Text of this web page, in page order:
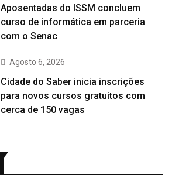
Aposentadas do ISSM concluem
curso de informática em parceria
com o Senac
Agosto 6, 2026
Cidade do Saber inicia inscrições
para novos cursos gratuitos com
cerca de 150 vagas